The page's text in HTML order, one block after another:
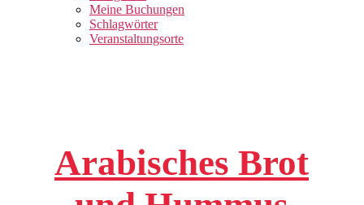
IMPRESSUM